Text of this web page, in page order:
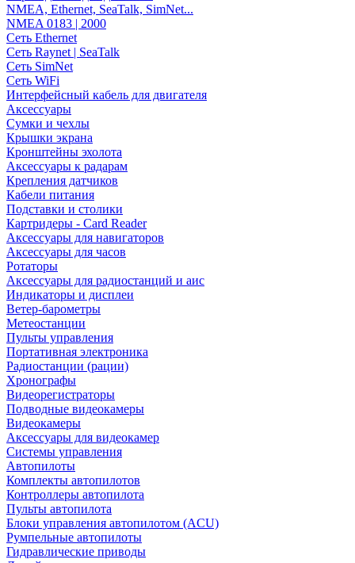
NMEA, Ethernet, SeaTalk, SimNet...
NMEA 0183 | 2000
Сеть Ethernet
Сеть Raynet | SeaTalk
Сеть SimNet
Сеть WiFi
Интерфейсный кабель для двигателя
Аксессуары
Сумки и чехлы
Крышки экрана
Кронштейны эхолота
Аксессуары к радарам
Крепления датчиков
Кабели питания
Подставки и столики
Картридеры - Card Reader
Аксессуары для навигаторов
Аксессуары для часов
Ротаторы
Аксессуары для радиостанций и аис
Индикаторы и дисплеи
Ветер-барометры
Метеостанции
Пульты управления
Портативная электроника
Радиостанции (рации)
Хронографы
Видеорегистраторы
Подводные видеокамеры
Видеокамеры
Аксессуары для видеокамер
Системы управления
Автопилоты
Комплекты автопилотов
Контроллеры автопилота
Пульты автопилота
Блоки управления автопилотом (ACU)
Румпельные автопилоты
Гидравлические приводы